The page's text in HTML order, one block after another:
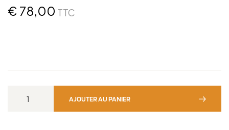
€ 78,00 TTC
AJOUTER AU PANIER